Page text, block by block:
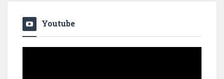
Youtube